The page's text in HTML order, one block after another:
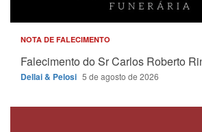
NOTA DE FALECIMENTO
Falecimento do Sr Carlos Roberto
Dellai & Pelosi 5 de agosto de 2026